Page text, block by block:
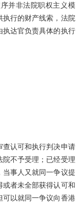
并非法院职权主义模
执行的财产线索，法院
执达官负责具体的执行
查认可和执行判决申请
院不予受理；已经受理
当事人又就同一争议提
者未全部获得认可和
可以就同一争议向香港